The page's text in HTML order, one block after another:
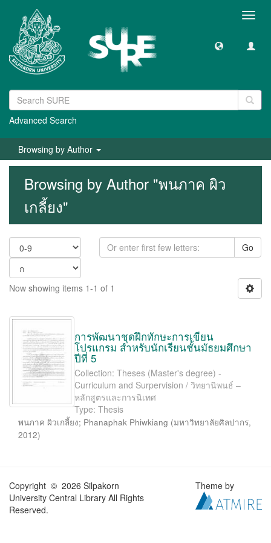
Advanced Search
Browsing by Author
Browsing by Author "พนภาค ผิว
เกลี้ยง"
Go
Now showing items 1-1 of 1
การพัฒนาชุดฝึกทักษะการเขียน
โปรแกรม สำหรับนักเรียนชั้นมัธยมศึกษา
ปีที่ 5
Collection: Theses (Master's degree) -
Curriculum and Surpervision / วิทยานิพนธ์ –
หลักสูตรและการนิเทศ
Type: Thesis
พนภาค ผิวเกลี้ยง; Phanaphak Phiwkiang (มหาวิทยาลัยศิลปากร,
2012)
Copyright © 2026 Silpakorn
University Central Library All Rights
Reserved.
Theme by